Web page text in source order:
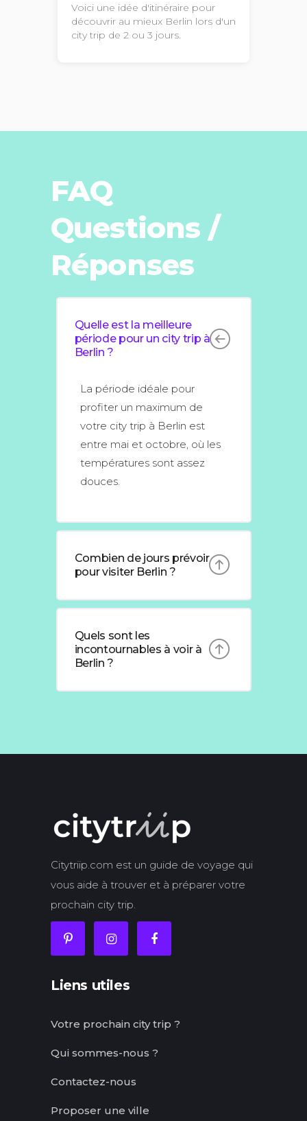
Voici une idée d'itinéraire pour
découvrir au mieux Berlin lors d'un
city trip de 2 ou 3 jours.
FAQ
Questions /
Réponses
Quelle est la meilleure
période pour un city trip à
Berlin ?
La période idéale pour
profiter un maximum de
votre city trip à Berlin est
entre mai et octobre, où les
températures sont assez
douces.
Combien de jours prévoir
pour visiter Berlin ?
Quels sont les
incontournables à voir à
Berlin ?
Citytriip.com est un guide de voyage qui
vous aide à trouver et à préparer votre
prochain city trip.
Liens utiles
Votre prochain city trip ?
Qui sommes-nous ?
Contactez-nous
Proposer une ville